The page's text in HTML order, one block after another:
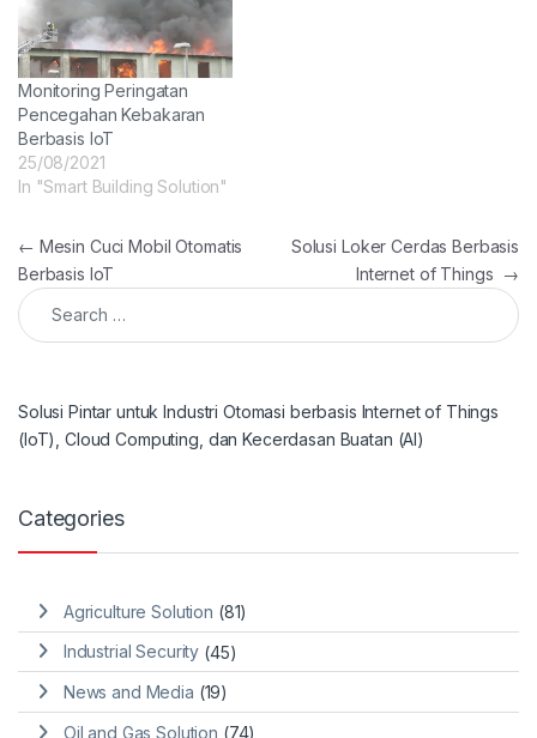
Monitoring Peringatan
Pencegahan Kebakaran
Berbasis IoT
25/08/2021
In "Smart Building Solution"
Post navigation
← Mesin Cuci Mobil Otomatis
Berbasis IoT
Solusi Loker Cerdas Berbasis
Internet of Things →
Search for:
Solusi Pintar untuk Industri Otomasi berbasis Internet of Things
(IoT), Cloud Computing, dan Kecerdasan Buatan (AI)
Categories
Agriculture Solution (81)
Industrial Security (45)
News and Media (19)
Oil and Gas Solution (74)